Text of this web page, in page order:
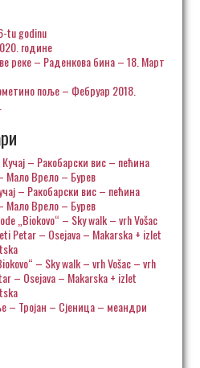
tu godinu
године
реке – Раденкова бина – 18. Март
поље – Фебруар 2018.
– Ракобарски вис – пећина
Врело – Бурев
– Ракобарски вис – пећина
Врело – Бурев
„Biokovo“ – Sky walk – vrh Vošac
Petar – Osejava – Makarska + izlet
– Sky walk – vrh Vošac – vrh
– Osejava – Makarska + izlet
– Тројан – Сјеница – меандри